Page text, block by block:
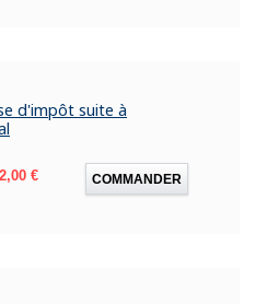
d'impôt suite à
Prix
2,00 € COMMANDER